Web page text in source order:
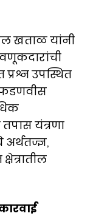
खताळ यांनी
उपस्थित
फडणवीस
यंत्रणा